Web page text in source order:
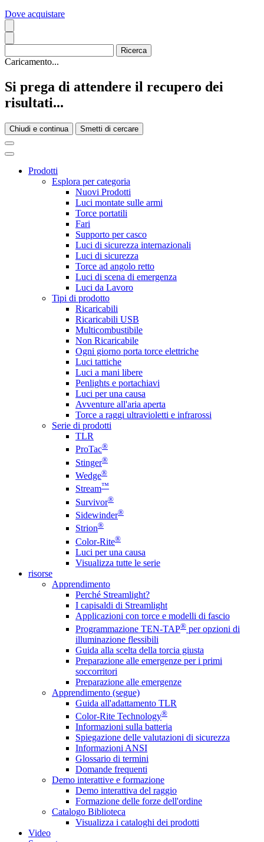
Dove acquistare
Caricamento...
Si prega di attendere il recupero dei
risultati...
Chiudi e continua Smetti di cercare
Prodotti
Esplora per categoria
Nuovi Prodotti
Luci montate sulle armi
Torce portatili
Fari
Supporto per casco
Luci di sicurezza internazionali
Luci di sicurezza
Torce ad angolo retto
Luci di scena di emergenza
Luci da Lavoro
Tipi di prodotto
Ricaricabili
Ricaricabili USB
Multicombustibile
Non Ricaricabile
Ogni giorno porta torce elettriche
Luci tattiche
Luci a mani libere
Penlights e portachiavi
Luci per una causa
Avventure all'aria aperta
Torce a raggi ultravioletti e infrarossi
Serie di prodotti
TLR
ProTac®
Stinger®
Wedge®
Stream™
Survivor®
Sidewinder®
Strion®
Color-Rite®
Luci per una causa
Visualizza tutte le serie
risorse
Apprendimento
Perché Streamlight?
I capisaldi di Streamlight
Applicazioni con torce e modelli di fascio
Programmazione TEN-TAP® per opzioni di
illuminazione flessibili
Guida alla scelta della torcia giusta
Preparazione alle emergenze per i primi
soccorritori
Preparazione alle emergenze
Apprendimento (segue)
Guida all'adattamento TLR
Color-Rite Technology®
Informazioni sulla batteria
Spiegazione delle valutazioni di sicurezza
Informazioni ANSI
Glossario di termini
Domande frequenti
Demo interattive e formazione
Demo interattiva del raggio
Formazione delle forze dell'ordine
Catalogo Biblioteca
Visualizza i cataloghi dei prodotti
Video